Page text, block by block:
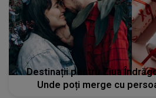
Destinații pentru Ziua
Unde poți merge cu